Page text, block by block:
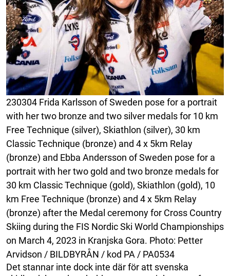
230304 Frida Karlsson of Sweden pose for a portrait
with her two bronze and two silver medals for 10 km
Free Technique (silver), Skiathlon (silver), 30 km
Classic Technique (bronze) and 4 x 5km Relay
(bronze) and Ebba Andersson of Sweden pose for a
portrait with her two gold and two bronze medals for
30 km Classic Technique (gold), Skiathlon (gold), 10
km Free Technique (bronze) and 4 x 5km Relay
(bronze) after the Medal ceremony for Cross Country
Skiing during the FIS Nordic Ski World Championships
on March 4, 2023 in Kranjska Gora. Photo: Petter
Arvidson / BILDBYRÅN / kod PA / PA0534
Det stannar inte dock inte där för att svenska